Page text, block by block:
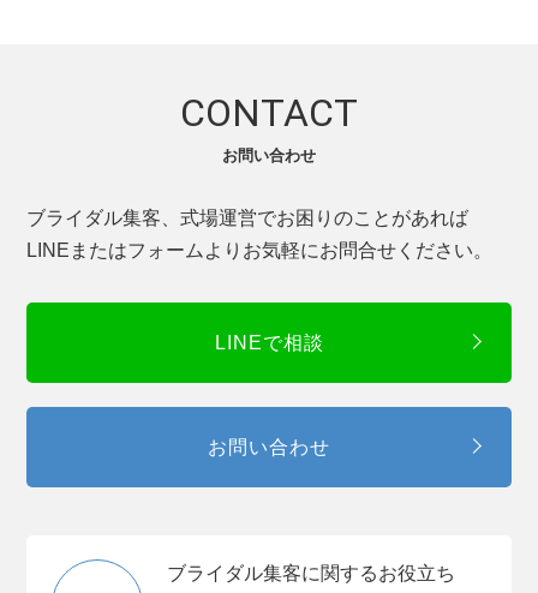
CONTACT
お問い合わせ
ブライダル集客、式場運営でお困りのことがあれば
LINEまたはフォームよりお気軽にお問合せください。
LINEで相談
お問い合わせ
ブライダル集客に関するお役立ち